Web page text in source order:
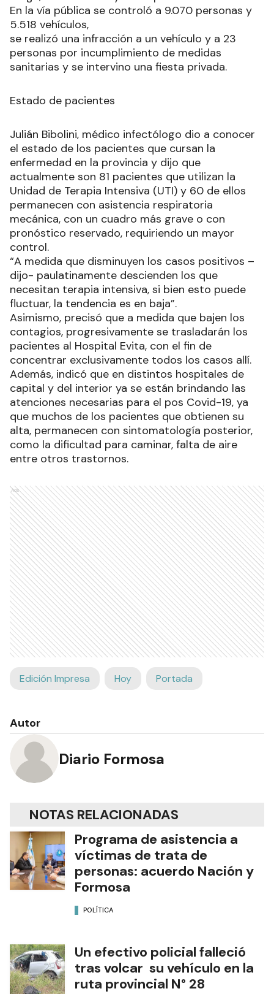
En la vía pública se controló a 9.070 personas y
5.518 vehículos,
se realizó una infracción a un vehículo y a 23
personas por incumplimiento de medidas
sanitarias y se intervino una fiesta privada.
Estado de pacientes
Julián Bibolini, médico infectólogo dio a conocer
el estado de los pacientes que cursan la
enfermedad en la provincia y dijo que
actualmente son 81 pacientes que utilizan la
Unidad de Terapia Intensiva (UTI) y 60 de ellos
permanecen con asistencia respiratoria
mecánica, con un cuadro más grave o con
pronóstico reservado, requiriendo un mayor
control.
“A medida que disminuyen los casos positivos –
dijo- paulatinamente descienden los que
necesitan terapia intensiva, si bien esto puede
fluctuar, la tendencia es en baja”.
Asimismo, precisó que a medida que bajen los
contagios, progresivamente se trasladarán los
pacientes al Hospital Evita, con el fin de
concentrar exclusivamente todos los casos allí.
Además, indicó que en distintos hospitales de
capital y del interior ya se están brindando las
atenciones necesarias para el pos Covid-19, ya
que muchos de los pacientes que obtienen su
alta, permanecen con sintomatología posterior,
como la dificultad para caminar, falta de aire
entre otros trastornos.
Ads
Edición Impresa Hoy Portada
Autor
Diario Formosa
NOTAS RELACIONADAS
Programa de asistencia a
víctimas de trata de
personas: acuerdo Nación y
Formosa
POLÍTICA
Un efectivo policial falleció
tras volcar su vehículo en la
ruta provincial N° 28